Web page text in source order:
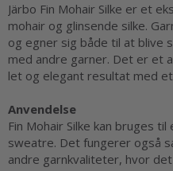
Järbo Fin Mohair Silke er et
mohair og glinsende silke.
og egner sig både til at blive
med andre garner. Det er et
let og elegant resultat med
Anvendelse
Fin Mohair Silke kan bruges
sweatre. Det fungerer også
andre garnkvaliteter, hvor